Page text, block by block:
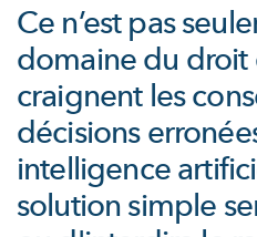
Ce n’est pas
domaine du droit
craignent les
décisions
intelligence
solution simple